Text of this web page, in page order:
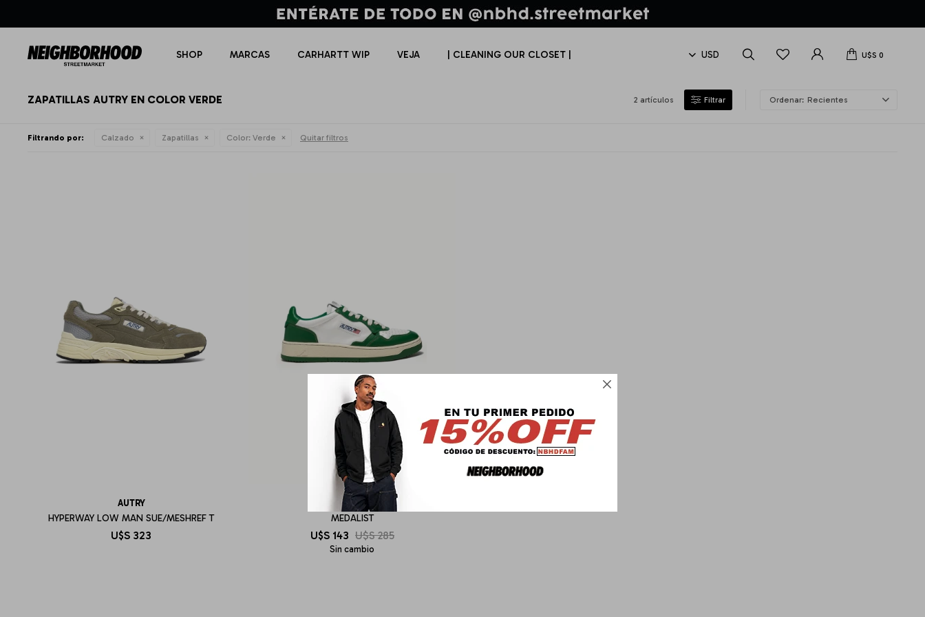

SHOP MARCAS CARHARTT WIP VEJA | CLEANING OUR CLOSET | U$S 0
ZAPATILLAS AUTRY EN COLOR VERDE 2 artículos Recientes
Filtrando por: Calzado Zapatillas Color: Verde Quitar filtros
AUTRY
HYPERWAY LOW MAN SUE/MESHREF T
U$S 323
AUTRY
MEDALIST
U$S 143 U$S 285
Sin cambio